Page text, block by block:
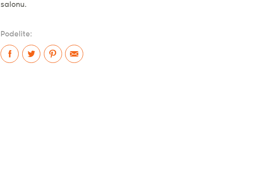
salonu.
Podelite: